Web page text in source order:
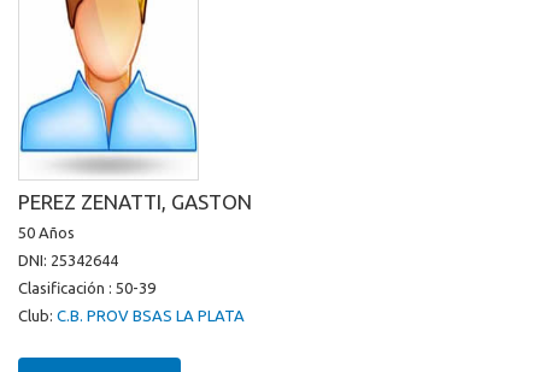
PEREZ ZENATTI, GASTON
50 Años
DNI: 25342644
Clasificación : 50-39
Club: C.B. PROV BSAS LA PLATA